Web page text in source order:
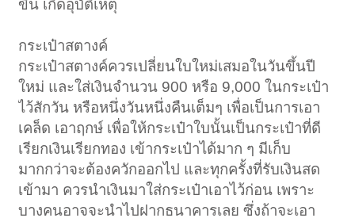
ขึ้น เกิดอุบัติเหตุ
กระเป๋าสตางค์
กระเป๋าสตางค์ควรเปลี่ยนใบใหม่เสมอในวันขึ้นปี
ใหม่ และใส่เงินจำนวน 900 หรือ 9,000 ในกระเป๋า
ไว้สักวัน หรือหนึ่งวันหนึ่งคืนเต็มๆ เพื่อเป็นการเอา
เคล็ด เอาฤกษ์ เพื่อให้กระเป๋าใบนั้นเป็นกระเป๋าที่ดี
เรียกเงินเรียกทอง เข้ากระเป๋าได้มาก ๆ มีเก็บ
มากกว่าจะต้องควักออกไป และทุกครั้งที่รับเงินสด
เข้ามา ควรนำเงินมาใส่กระเป๋าเอาไว้ก่อน เพราะ
บางคนอาจจะนำไปฝากธนาคารเลย ซึ่งถ้าจะเอา